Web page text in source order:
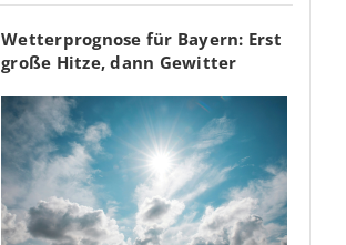
Wetterprognose für Bayern: Erst
große Hitze, dann Gewitter